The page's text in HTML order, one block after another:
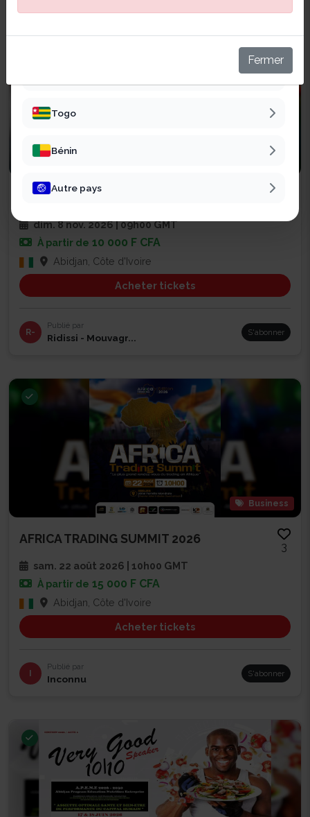
SALON CHAINE DE VALEUR EXPO
dim. 8 nov. 2026 | 09h00 GMT
À partir de 10 000 F CFA
Abidjan, Côte d'Ivoire
Acheter tickets
R-
Publié par
Ridissi - Mouvagr... S'abonner
Business
AFRICA TRADING SUMMIT 2026
3
sam. 22 août 2026 | 10h00 GMT
À partir de 15 000 F CFA
Abidjan, Côte d'Ivoire
Acheter tickets
I
Publié par
Inconnu S'abonner
Mali
Togo
Bénin
Autre pays
Fermer